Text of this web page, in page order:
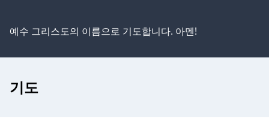
예수 그리스도의 이름으로 기도합니다. 아멘!
기도